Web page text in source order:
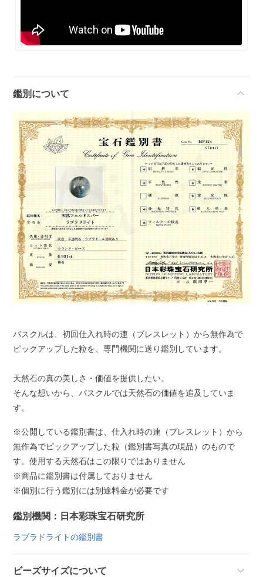
鑑別について
パスクルは、初回仕入れ時の連（ブレスレット）から無作為で
ピックアップした粒を、専門機関に送り鑑別しています。
天然石の真の美しさ・価値を提供したい。
そんな想いから、パスクルでは天然石の価値を追及していま
す。
※公開している鑑別書は、仕入れ時の連（ブレスレット）から
無作為でピックアップした粒（鑑別書写真の現品）のもので
す。使用する天然石はこの限りではありません
※商品に鑑別書は付属しておりません
※個別に行う鑑別には別途料金が必要です
鑑別機関：日本彩珠宝石研究所
ラブラドライトの鑑別書
ビーズサイズについて